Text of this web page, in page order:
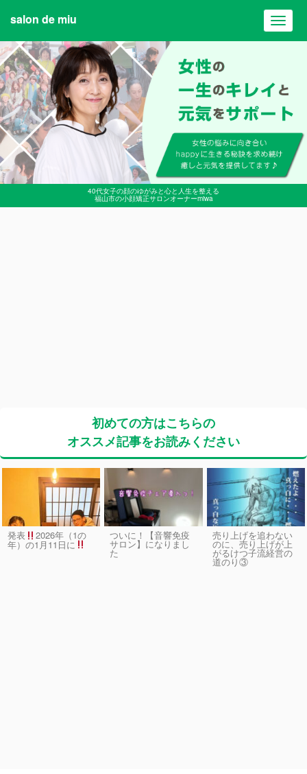
40代女子の顔のゆがみと心と人生を整える
福山市の小顔矯正サロンオーナーmiwa
salon de miu
初めての方はこちらの
オススメ記事をお読みください
発表 2026年（1の
年）の1月11日に
ついに！【音響免疫
サロン】になりまし
た
売り上げを追わない
のに、売り上げが上
がるけつ子流経営の
道のり③